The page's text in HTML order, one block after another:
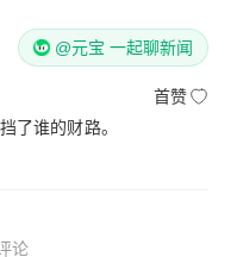
@元宝 一起聊新闻
首赞
了谁的财路。
论